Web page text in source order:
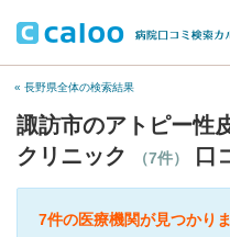
« 長野県全体の検索結果
諏訪市のアトピー性
クリニック
（7件） 口
7件の医療機関が見つかり